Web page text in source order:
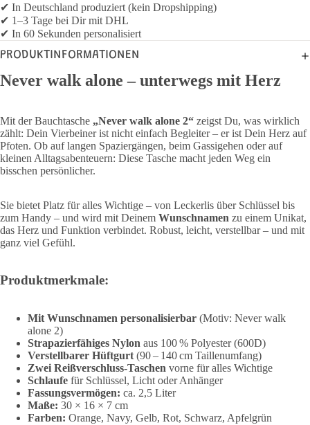
✔ In Deutschland produziert (kein Dropshipping)
✔ 1–3 Tage bei Dir mit DHL
✔ In 60 Sekunden personalisiert
PRODUKTINFORMATIONEN
Never walk alone – unterwegs mit Herz
Mit der Bauchtasche „Never walk alone 2“ zeigst Du, was wirklich
zählt: Dein Vierbeiner ist nicht einfach Begleiter – er ist Dein Herz auf
Pfoten. Ob auf langen Spaziergängen, beim Gassigehen oder auf
kleinen Alltagsabenteuern: Diese Tasche macht jeden Weg ein
bisschen persönlicher.
Sie bietet Platz für alles Wichtige – von Leckerlis über Schlüssel bis
zum Handy – und wird mit Deinem Wunschnamen zu einem Unikat,
das Herz und Funktion verbindet. Robust, leicht, verstellbar – und mit
ganz viel Gefühl.
Produktmerkmale:
Mit Wunschnamen personalisierbar (Motiv: Never walk
alone 2)
Strapazierfähiges Nylon aus 100 % Polyester (600D)
Verstellbarer Hüftgurt (90 – 140 cm Taillenumfang)
Zwei Reißverschluss-Taschen vorne für alles Wichtige
Schlaufe für Schlüssel, Licht oder Anhänger
Fassungsvermögen: ca. 2,5 Liter
Maße: 30 × 16 × 7 cm
Farben: Orange, Navy, Gelb, Rot, Schwarz, Apfelgrün